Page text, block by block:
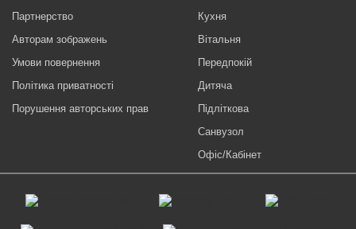
Партнерство
Авторам зображень
Умови повернення
Політика приватності
Порушення авторських прав
Кухня
Вітальня
Передпокій
Дитяча
Підліткова
Санвузол
Офіс/Кабінет